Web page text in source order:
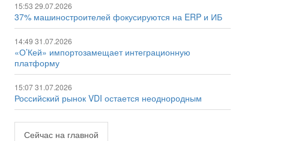
15:53 29.07.2026
37% машиностроителей фокусируются на ERP и ИБ
14:49 31.07.2026
«О’Кей» импортозамещает интеграционную
платформу
15:07 31.07.2026
Российский рынок VDI остается неоднородным
Сейчас на главной